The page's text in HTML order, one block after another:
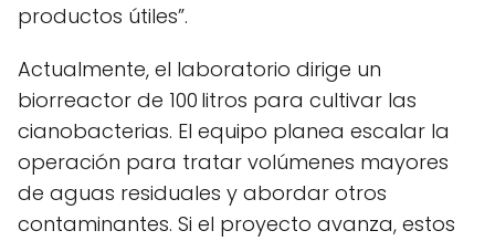
productos útiles”.
Actualmente, el laboratorio dirige un
biorreactor de 100 litros para cultivar las
cianobacterias. El equipo planea escalar la
operación para tratar volúmenes mayores
de aguas residuales y abordar otros
contaminantes. Si el proyecto avanza, estos